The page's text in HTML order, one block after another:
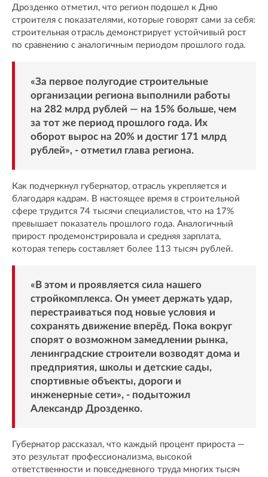
Дрозденко отметил, что регион подошел к Дню
строителя с показателями, которые говорят сами за себя:
строительная отрасль демонстрирует устойчивый рост
по сравнению с аналогичным периодом прошлого года.
«За первое полугодие строительные
организации региона выполнили работы
на 282 млрд рублей — на 15% больше, чем
за тот же период прошлого года. Их
оборот вырос на 20% и достиг 171 млрд
рублей», - отметил глава региона.
Как подчеркнул губернатор, отрасль укрепляется и
благодаря кадрам. В настоящее время в строительной
сфере трудится 74 тысячи специалистов, что на 17%
превышает показатель прошлого года. Аналогичный
прирост продемонстрировала и средняя зарплата,
которая теперь составляет более 113 тысяч рублей.
«В этом и проявляется сила нашего
стройкомплекса. Он умеет держать удар,
перестраиваться под новые условия и
сохранять движение вперёд. Пока вокруг
спорят о возможном замедлении рынка,
ленинградские строители возводят дома и
предприятия, школы и детские сады,
спортивные объекты, дороги и
инженерные сети», - подытожил
Александр Дрозденко.
Губернатор рассказал, что каждый процент прироста —
это результат профессионализма, высокой
ответственности и повседневного труда многих тысяч